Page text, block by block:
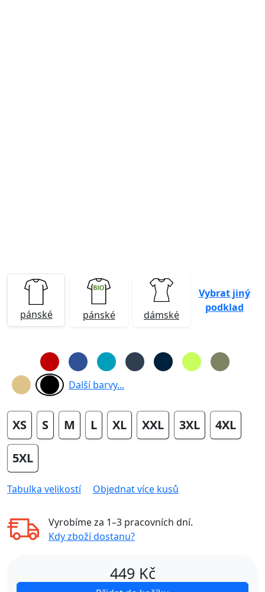
pánské pánské dámské
Vybrat jiný
podklad
Další barvy...
XS S M L XL XXL 3XL 4XL
5XL
Tabulka velikostí Objednat více kusů
Vyrobíme za 1–3 pracovních dní.
Kdy zboží dostanu?
449 Kč